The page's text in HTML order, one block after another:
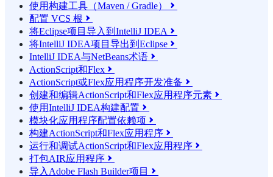
使用构建工具（Maven / Gradle） 
配置 VCS 根 
将Eclipse项目导入到IntelliJ IDEA 
将IntelliJ IDEA项目导出到Eclipse 
IntelliJ IDEA与NetBeans术语 
ActionScript和Flex 
ActionScript或Flex应用程序开发准备 
创建和编辑ActionScript和Flex应用程序元素 
使用IntelliJ IDEA构建配置 
模块化应用程序配置依赖项 
构建ActionScript和Flex应用程序 
运行和调试ActionScript和Flex应用程序 
打包AIR应用程序 
导入Adobe Flash Builder项目 